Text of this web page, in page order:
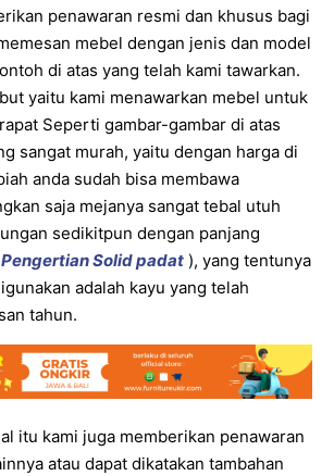
penawaran resmi dan khusus bagi
mebel dengan jenis dan model
di atas yang telah kami tawarkan.
yaitu kami menawarkan mebel untuk
Seperti gambar-gambar di atas
sangat murah, yaitu dengan harga di
anda sudah bisa membawa
saja mejanya sangat tebal utuh
sedikitpun dengan panjang
Pengertian Solid padat ), yang tentunya
adalah kayu yang telah
tahun.
itu kami juga memberikan penawaran
atau dapat dikatakan tambahan